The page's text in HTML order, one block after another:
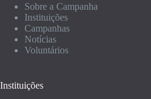
Sobre a Campanha
Instituições
Campanhas
Notícias
Voluntários
Instituições